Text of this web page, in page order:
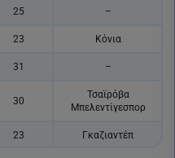
25 –
23 Κόνια
31 –
30
Τσαϊρόβα
Μπελεντίγεσπορ
23 Γκαζιαντέπ